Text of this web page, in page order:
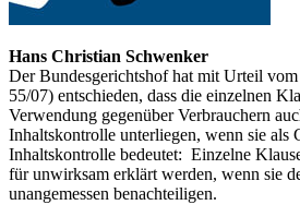
Hans Christian Schwenker
Der Bundesgerichtshof hat mit Urteil
55/07) entschieden, dass die einzelnen
Verwendung gegenüber Verbrauchern
Inhaltskontrolle unterliegen, wenn sie als
Inhaltskontrolle bedeutet: Einzelne
für unwirksam erklärt werden, wenn sie
unangemessen benachteiligen.